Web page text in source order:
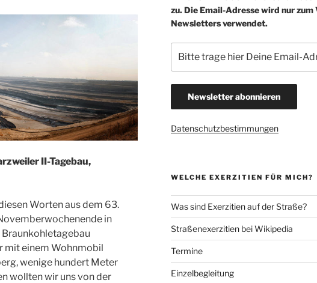
II-Tagebau,
Worten aus dem 63.
in
mit einem Wohnmobil
wenige hundert Meter
wollten wir uns von der
zu. Die Email-Adresse wird nur zum
Newsletters verwendet.
Datenschutzbestimmungen
WELCHE EXERZITIEN FÜR MICH?
Was sind Exerzitien auf der Straße?
Straßenexerzitien bei Wikipedia
Termine
Einzelbegleitung